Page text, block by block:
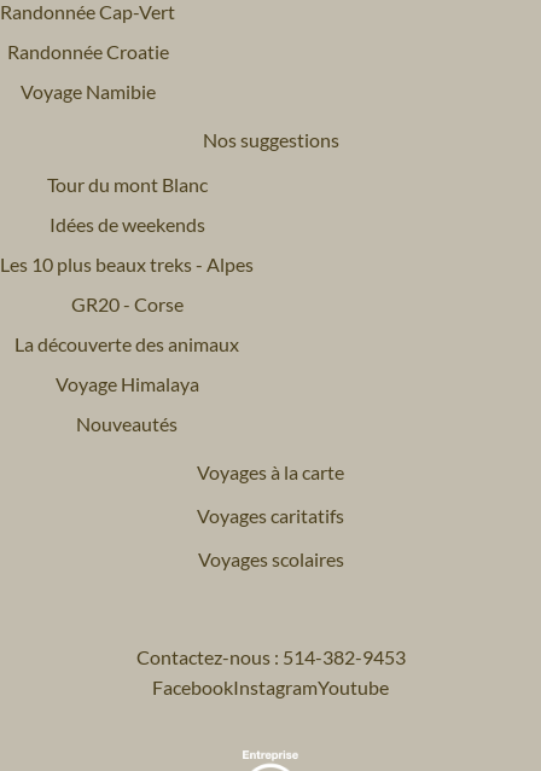
Randonnée Cap-Vert
Randonnée Croatie
Voyage Namibie
Nos suggestions
Tour du mont Blanc
Idées de weekends
Les 10 plus beaux treks - Alpes
GR20 - Corse
La découverte des animaux
Voyage Himalaya
Nouveautés
Voyages à la carte
Voyages caritatifs
Voyages scolaires
Contactez-nous : 514-382-9453
FacebookInstagramYoutube